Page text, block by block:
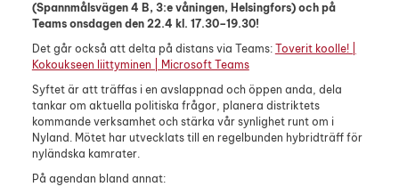
(Spannmålsvägen 4 B, 3:e våningen, Helsingfors) och på
Teams onsdagen den 22.4 kl. 17.30–19.30!
Det går också att delta på distans via Teams: Toverit koolle! |
Kokoukseen liittyminen | Microsoft Teams
Syftet är att träffas i en avslappnad och öppen anda, dela
tankar om aktuella politiska frågor, planera distriktets
kommande verksamhet och stärka vår synlighet runt om i
Nyland. Mötet har utvecklats till en regelbunden hybridträff för
nyländska kamrater.
På agendan bland annat: